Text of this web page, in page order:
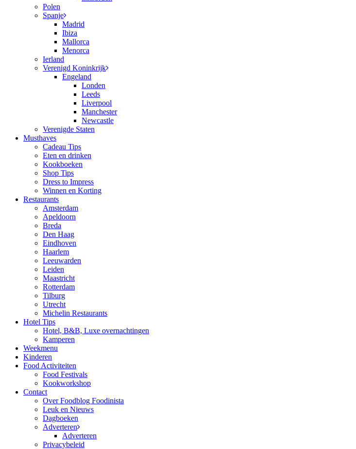
Polen
Spanje
Madrid
Ibiza
Mallorca
Menorca
Ierland
Verenigd Koninkrijk
Engeland
Londen
Leeds
Liverpool
Manchester
Newcastle
Verenigde Staten
Musthaves
Cadeau Tips
Eten en drinken
Kookboeken
Shop Tips
Dress to Impress
Winnen en Korting
Restaurants
Amsterdam
Apeldoorn
Breda
Den Haag
Eindhoven
Haarlem
Leeuwarden
Leiden
Maastricht
Rotterdam
Tilburg
Utrecht
Michelin Restaurants
Hotel Tips
Hotel, B&B, Luxe overnachtingen
Kamperen
Weekmenu
Kinderen
Food Activiteiten
Food Festivals
Kookworkshop
Contact
Over Foodblog Foodinista
Leuk en Nieuws
Dagboeken
Adverteren
Adverteren
Privacybeleid